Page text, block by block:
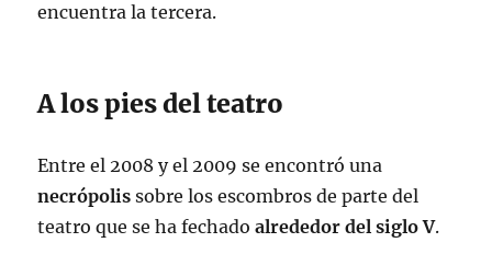
encuentra la tercera.
A los pies del teatro
Entre el 2008 y el 2009 se encontró una
necrópolis sobre los escombros de parte del
teatro que se ha fechadoalrededor del siglo V.